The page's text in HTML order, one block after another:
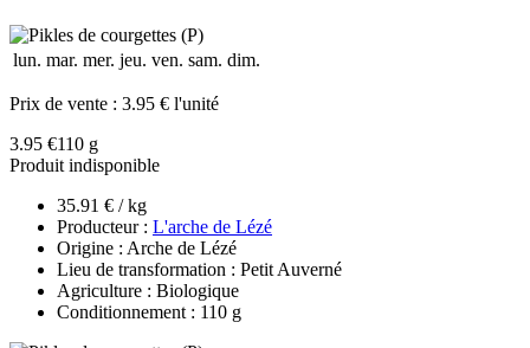
lun. mar. mer. jeu. ven. sam. dim.
Prix de vente : 3.95 € l'unité
3.95 €110 g
Produit indisponible
35.91 € / kg
Producteur : L'arche de Lézé
Origine : Arche de Lézé
Lieu de transformation : Petit Auverné
Agriculture : Biologique
Conditionnement : 110 g